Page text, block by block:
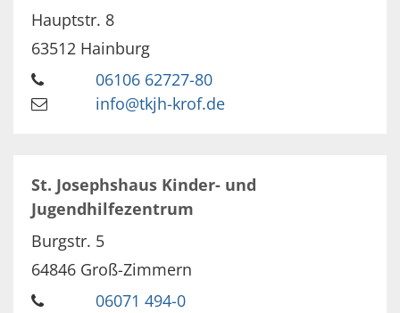
Hauptstr. 8
63512 Hainburg
06106 62727-80
info@tkjh-krof.de
St. Josephshaus Kinder- und
Jugendhilfezentrum
Burgstr. 5
64846 Groß-Zimmern
06071 494-0